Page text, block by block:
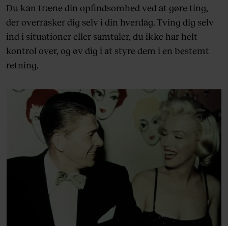
Du kan træne din opfindsomhed ved at gøre ting,
der overrasker dig selv i din hverdag. Tving dig selv
ind i situationer eller samtaler, du ikke har helt
kontrol over, og øv dig i at styre dem i en bestemt
retning.